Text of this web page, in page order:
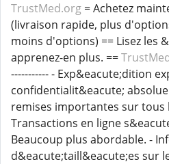
TrustMed.org = Achetez
(livraison rapide, plus
moins d'options) == Lisez les
apprenez-en plus. ==
----------- - Exp&eacute;dition
confidentialit&eacute;
remises importantes sur tous
Transactions en ligne
Beaucoup plus abordable. -
d&eacute;taill&eacute;es sur